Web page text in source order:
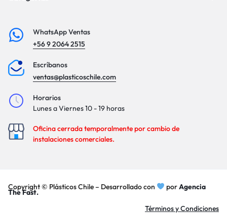
WhatsApp Ventas
+56 9 2064 2515
Escríbanos
ventas@plasticoschile.com
Horarios
Lunes a Viernes 10 - 19 horas
Oficina cerrada temporalmente por cambio de
instalaciones comerciales.
Copyright © Plásticos Chile – Desarrollado con porAgencia
The Fast.
Términos y Condiciones